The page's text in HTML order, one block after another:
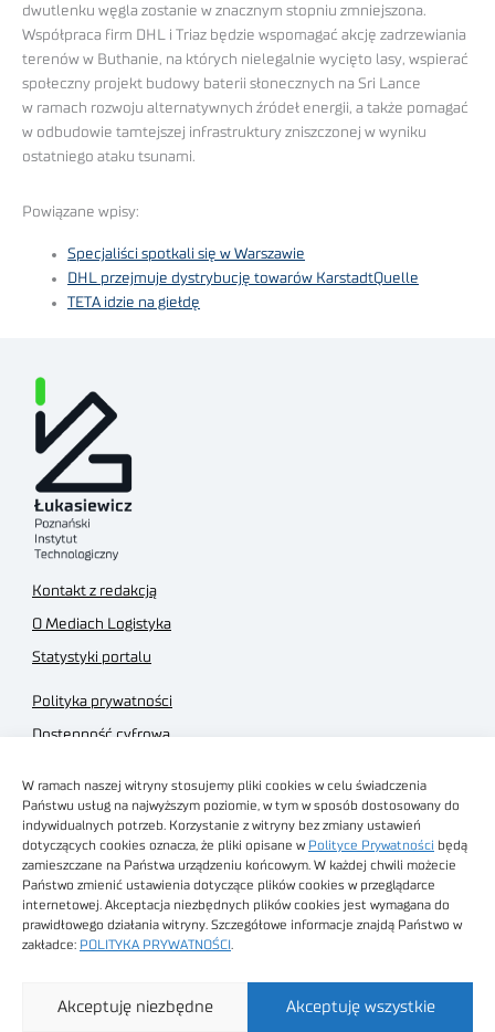
W ramach naszej witryny stosujemy pliki cookies w celu świadczenia
Państwu usług na najwyższym poziomie, w tym w sposób dostosowany do
indywidualnych potrzeb. Korzystanie z witryny bez zmiany ustawień
dotyczących cookies oznacza, że pliki opisane w Polityce Prywatności będą
zamieszczane na Państwa urządzeniu końcowym. W każdej chwili możecie
Państwo zmienić ustawienia dotyczące plików cookies w przeglądarce
internetowej. Akceptacja niezbędnych plików cookies jest wymagana do
prawidłowego działania witryny. Szczegółowe informacje znajdą Państwo w
zakładce: POLITYKA PRYWATNOŚCI
Akceptuję wszystkie
Akceptuję niezbędne
dwutlenku węgla zostanie w znacznym stopniu zmniejszona.
Współpraca firm DHL i Triaz będzie wspomagać akcję zadrzewiania
terenów w Buthanie, na których nielegalnie wycięto lasy, wspierać
społeczny projekt budowy baterii słonecznych na Sri Lance
w ramach rozwoju alternatywnych źródeł energii, a także pomagać
w odbudowie tamtejszej infrastruktury zniszczonej w wyniku
ostatniego ataku tsunami.
Powiązane wpisy:
Specjaliści spotkali się w Warszawie
DHL przejmuje dystrybucję towarów KarstadtQuelle
TETA idzie na giełdę
Kontakt z redakcją
O Mediach Logistyka
Statystyki portalu
Polityka prywatności
Dostępność cyfrowa
Regulamin sklepu
Obrazy stockowe
autorstwa
Technologiczny